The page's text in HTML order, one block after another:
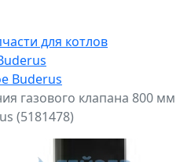
для котлов
Buderus
газового клапана 800 мм
(5181478)